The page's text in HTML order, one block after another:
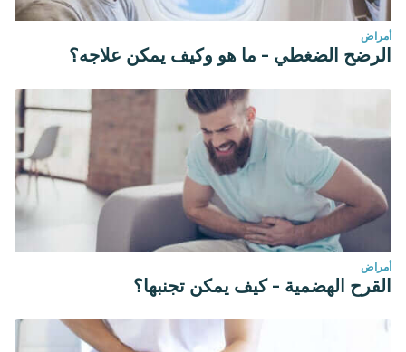
أمراض
الرضح الضغطي - ما هو وكيف يمكن علاجه؟
أمراض
القرح الهضمية - كيف يمكن تجنبها؟